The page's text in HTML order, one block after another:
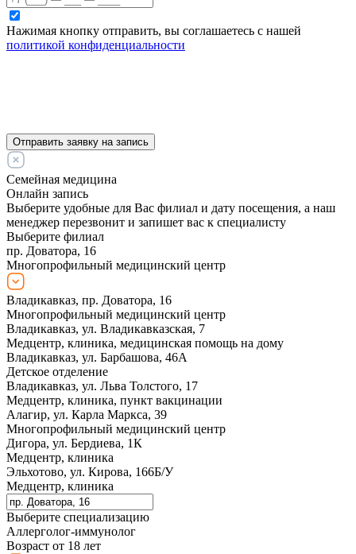
Нажимая кнопку отправить, вы соглашаетесь с нашей
политикой конфиденциальности
Отправить заявку на запись
Семейная медицина
Онлайн запись
Выберите удобные для Вас филиал и дату посещения, а наш
менеджер перезвонит и запишет вас к специалисту
Выберите филиал
пр. Доватора, 16
Многопрофильный медицинский центр
Владикавказ, пр. Доватора, 16
Многопрофильный медицинский центр
Владикавказ, ул. Владикавказская, 7
Медцентр, клиника, медицинская помощь на дому
Владикавказ, ул. Барбашова, 46А
Детское отделение
Владикавказ, ул. Льва Толстого, 17
Медцентр, клиника, пункт вакцинации
Алагир, ул. Карла Маркса, 39
Многопрофильный медицинский центр
Дигора, ул. Бердиева, 1К
Медцентр, клиника
Эльхотово, ул. Кирова, 166Б/У
Медцентр, клиника
Выберите специализацию
Аллерголог-иммунолог
Возраст от 18 лет